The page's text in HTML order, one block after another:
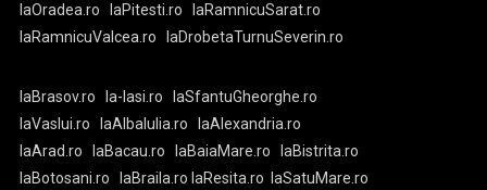
laOradea.ro
laPitesti.ro
laRamnicuSarat.ro
laRamnicuValcea.ro
laDrobetaTurnuSeverin.ro
laBrasov.ro la-Iasi.ro
laSfantuGheorghe.ro
laVaslui.ro
laAlbaIulia.ro
laAlexandria.ro
laArad.ro
laBacau.ro laBaiaMare.ro
laBistrita.ro
laBotosani.ro
laBraila.ro laResita.ro laSatuMare.ro